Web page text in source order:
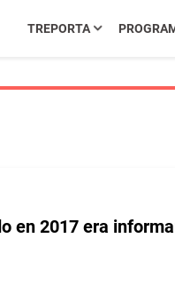
TREPORTA
en 2017 era